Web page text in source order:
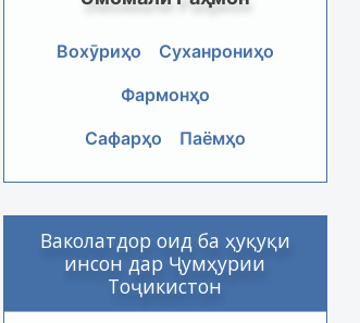
Вохӯриҳо
Суханрониҳо
Фармонҳо
Сафарҳо
Паёмҳо
Ваколатдор оид ба ҳуқуқи
инсон дар Ҷумҳурии
Тоҷикистон